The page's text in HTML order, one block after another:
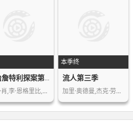
乔治詹特利探案第七季
马丁·肖,李·恩格里比,莉莎·麦格里利…
本季终
流人第三季
加里·奥德曼,杰克·劳登,克里斯汀·斯…